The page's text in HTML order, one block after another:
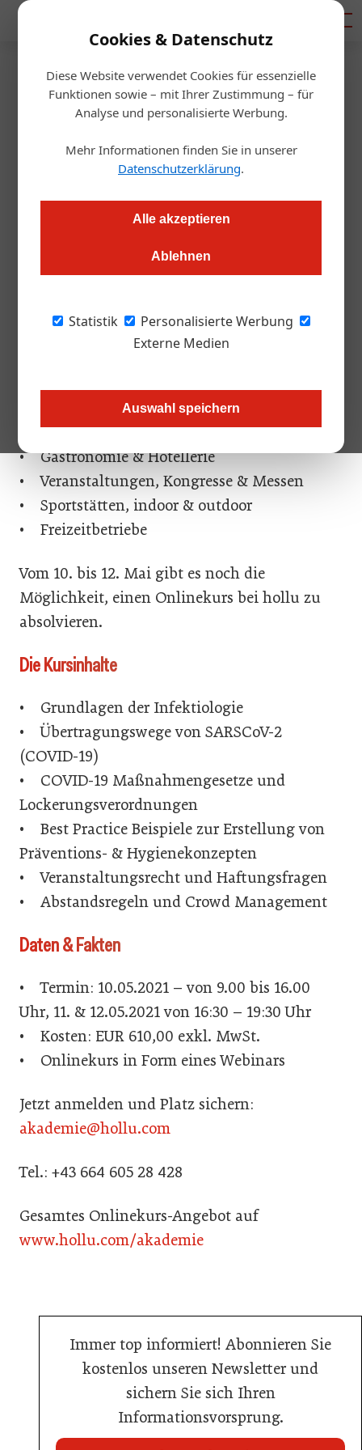
Cookies & Datenschutz
Diese Website verwendet Cookies für essenzielle
Funktionen sowie – mit Ihrer Zustimmung – für
Analyse und personalisierte Werbung.
Mehr Informationen finden Sie in unserer
Datenschutzerklärung.
Alle akzeptieren
Ablehnen
Statistik
Personalisierte Werbung
Externe Medien
Auswahl speichern
Startseite/Gastro & Hotel
Haben Sie schon einen COVID-
Beauftragten?
Zur Wiedereröffnung wird in Betrieben ein Covid-Beauftragter
vorausgesetzt. Kurzfristig kann dieser Kurs online in der hollu
Der Re-Start naht, es ist fast alles bereit. Aber
In folgenden Bereichen wird dies
vorausgesetzt:
• Gastronomie & Hotellerie
• Veranstaltungen, Kongresse & Messen
• Sportstätten, indoor & outdoor
• Freizeitbetriebe
Vom 10. bis 12. Mai gibt es noch die
Möglichkeit, einen Onlinekurs bei hollu zu
absolvieren.
Die Kursinhalte
• Grundlagen der Infektiologie
• Übertragungswege von SARSCoV-2
(COVID-19)
• COVID-19 Maßnahmengesetze und
Lockerungsverordnungen
• Best Practice Beispiele zur Erstellung von
Präventions- & Hygienekonzepten
• Veranstaltungsrecht und Haftungsfragen
• Abstandsregeln und Crowd Management
Daten & Fakten
• Termin: 10.05.2021 – von 9.00 bis 16.00
Uhr, 11. & 12.05.2021 von 16:30 – 19:30 Uhr
• Kosten: EUR 610,00 exkl. MwSt.
• Onlinekurs in Form eines Webinars
Jetzt anmelden und Platz sichern:
akademie@hollu.com
Tel.: +43 664 605 28 428
Gesamtes Onlinekurs-Angebot auf
www.hollu.com/akademie
Immer top informiert! Abonnieren Sie
kostenlos unseren Newsletter und
sichern Sie sich Ihren
Informationsvorsprung.